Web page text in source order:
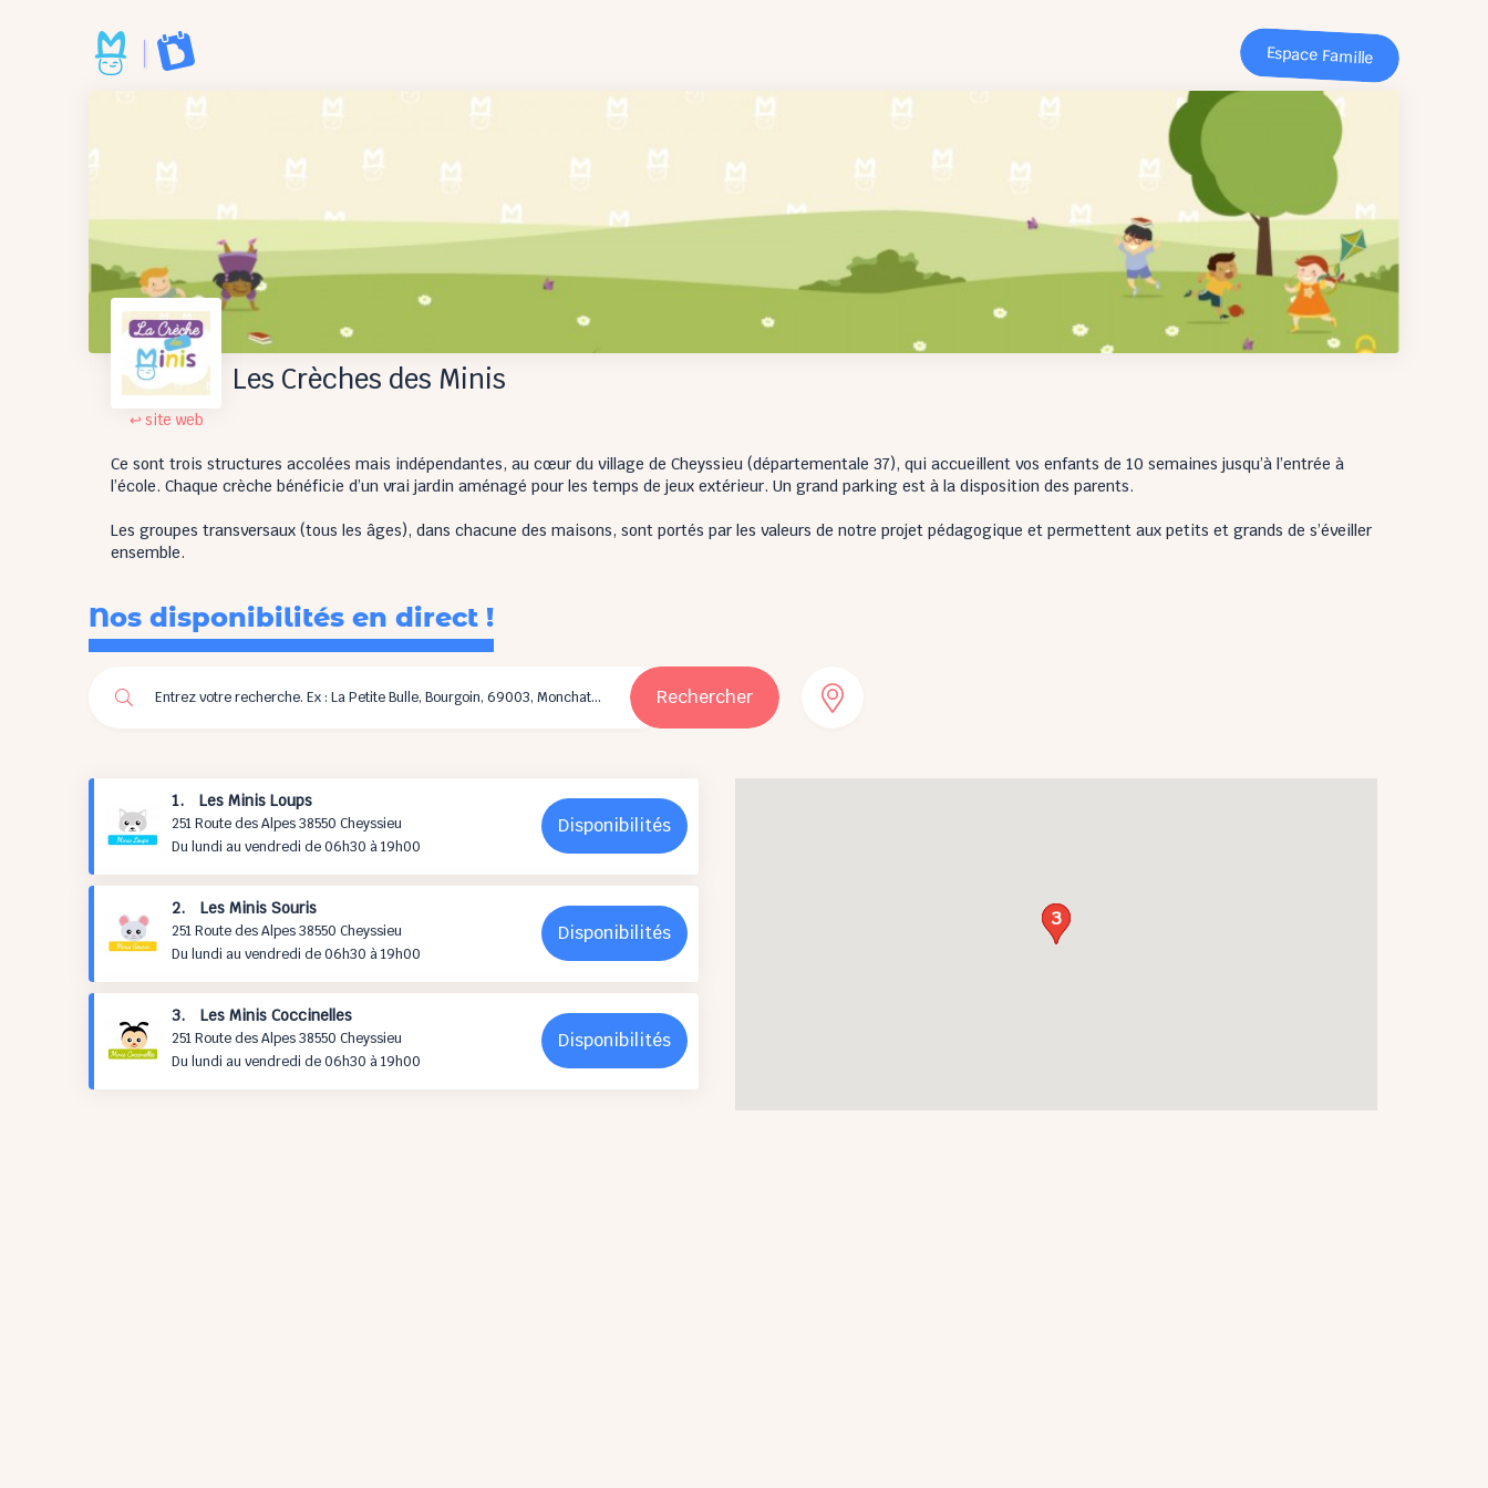
Espace Famille
↩ site web
Les Crèches des Minis
Ce sont trois structures accolées mais indépendantes, au cœur du village de Cheyssieu (départementale 37), qui accueillent vos enfants de 10 semaines jusqu’à l’entrée à
l’école. Chaque crèche bénéficie d’un vrai jardin aménagé pour les temps de jeux extérieur. Un grand parking est à la disposition des parents.
Les groupes transversaux (tous les âges), dans chacune des maisons, sont portés par les valeurs de notre projet pédagogique et permettent aux petits et grands de s’éveiller
ensemble.
Nos disponibilités en direct !
Rechercher
1. Les Minis Loups
251 Route des Alpes 38550 Cheyssieu
Du lundi au vendredi de 06h30 à 19h00
Disponibilités
2. Les Minis Souris
251 Route des Alpes 38550 Cheyssieu
Du lundi au vendredi de 06h30 à 19h00
Disponibilités
3. Les Minis Coccinelles
251 Route des Alpes 38550 Cheyssieu
Du lundi au vendredi de 06h30 à 19h00
Disponibilités
1
2
3